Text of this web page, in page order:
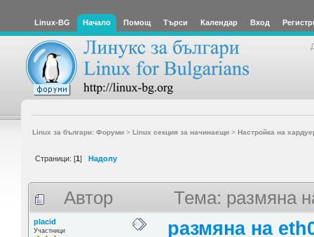
Linux-BG Начало Помощ Търси Календар Вход
Linux за българи: Форуми> Linux секция за начинаещи> Настройка на
Страници: [1] Надолу
Автор Тема: размяна
placid
Участници размяна на